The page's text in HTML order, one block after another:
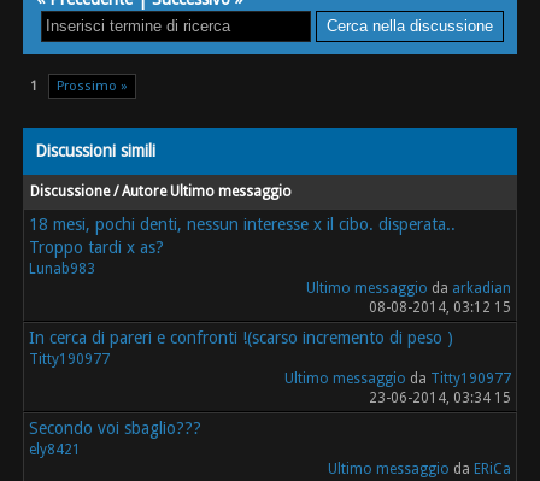
1 Prossimo »
Discussioni simili
Discussione / Autore Ultimo messaggio
18 mesi, pochi denti, nessun interesse x il cibo. disperata..
Troppo tardi x as?
Lunab983
Ultimo messaggio da arkadian
08-08-2014, 03:12 15
In cerca di pareri e confronti !(scarso incremento di peso )
Titty190977
Ultimo messaggio da Titty190977
23-06-2014, 03:34 15
Secondo voi sbaglio???
ely8421
Ultimo messaggio da ERiCa